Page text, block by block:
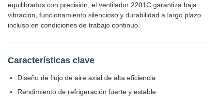
equilibrados con precisión, el ventilador 2201C garantiza baja
vibración, funcionamiento silencioso y durabilidad a largo plazo
incluso en condiciones de trabajo continuo.
Características clave
Diseño de flujo de aire axial de alta eficiencia
Rendimiento de refrigeración fuerte y estable